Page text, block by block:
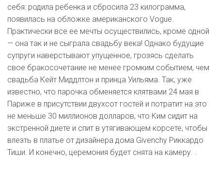
себя: родила ребенка и сбросила 23 килограмма,
появилась на обложке американского Vogue.
Практически все ее мечты осуществились, кроме одной
— она так и не сыграла свадьбу века! Однако будущие
супруги наверстывают упущенное, грозясь сделать
свое бракосочетание не менее громким событием, чем
свадьба Кейт Миддлтон и принца Уильяма. Так, уже
известно, что парочка обменяется клятвами 24 мая в
Париже в присутствии двухсот гостей и потратит на это
не меньше 30 миллионов долларов, что Ким сидит на
экстренной диете и спит в утягивающем корсете, чтобы
влезть в платье от дизайнера дома Givenchy Риккардо
Тиши. И конечно, церемония будет снята на камеру. .